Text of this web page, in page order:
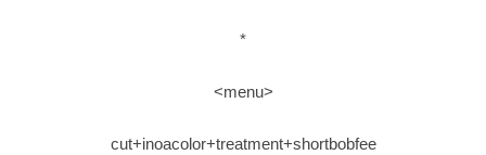
*
<menu>
cut+inoacolor+treatment+shortbobfee